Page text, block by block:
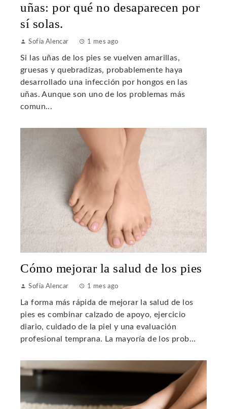
uñas: por qué no desaparecen por
sí solas.
Sofía Alencar 1 mes ago
Si las uñas de los pies se vuelven amarillas,
gruesas y quebradizas, probablemente haya
desarrollado una infección por hongos en las
uñas. Aunque son uno de los problemas más
comun...
Cómo mejorar la salud de los pies
Sofía Alencar 1 mes ago
La forma más rápida de mejorar la salud de los
pies es combinar calzado de apoyo, ejercicio
diario, cuidado de la piel y una evaluación
profesional temprana. La mayoría de los prob...